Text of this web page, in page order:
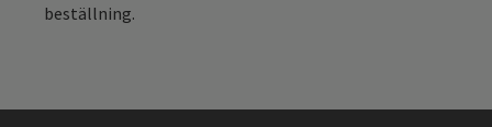
beställning.